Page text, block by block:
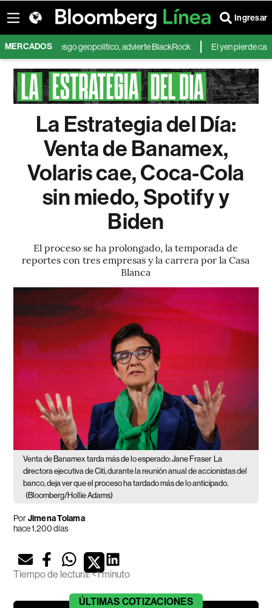
Ingresar
MERCADOSel riesgo geopolítico, advierte BlackRock El yen pierde casi la
La Estrategia del Día:
Venta de Banamex,
Volaris cae, Coca-Cola
sin miedo, Spotify y
Biden
El proceso se ha prolongado, la temporada de
reportes con tres empresas y la carrera por la Casa
Blanca
Venta de Banamex tarda más de lo esperado: Jane Fraser La
directora ejecutiva de Citi, durante la reunión anual de accionistas del
banco, deja ver que el proceso ha tardado más de lo anticipado.
(Bloomberg/Hollie Adams)
PorJimena Tolama
hace 1.200 días
Tiempo de lectura:<1 minuto
ÚLTIMAS COTIZACIONES